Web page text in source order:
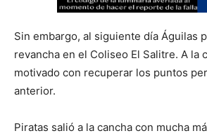
Sin embargo, al siguiente día Águilas
revancha en el Coliseo El Salitre. A la
motivado con recuperar los puntos
anterior.
Piratas salió a la cancha con mucha